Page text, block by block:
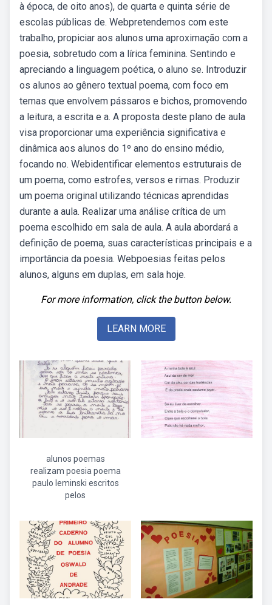
à época, de oito anos), de quarta e quinta série de
escolas públicas de. Webpretendemos com este
trabalho, propiciar aos alunos uma aproximação com a
poesia, sobretudo com a lírica feminina. Sentindo e
apreciando a linguagem poética, o aluno se. Introduzir
os alunos ao gênero textual poema, com foco em
temas que envolvem pássaros e bichos, promovendo
a leitura, a escrita e a. A proposta deste plano de aula
visa proporcionar uma experiência significativa e
dinâmica aos alunos do 1º ano do ensino médio,
focando no. Webidentificar elementos estruturais de
um poema, como estrofes, versos e rimas. Produzir
um poema original utilizando técnicas aprendidas
durante a aula. Realizar uma análise crítica de um
poema escolhido em sala de aula. A aula abordará a
definição de poema, suas características principais e a
importância da poesia. Webpoesias feitas pelos
alunos, alguns em duplas, em sala hoje.
For more information, click the button below.
LEARN MORE
alunos poemas
realizam poesia poema
paulo leminski escritos
pelos